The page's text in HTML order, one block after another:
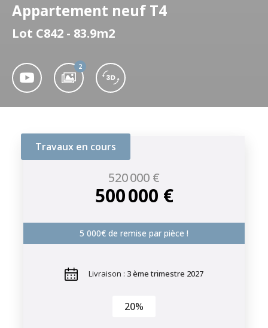
Appartement neuf T4
Lot C842 - 83.9m2
2
Travaux en cours
520 000 €
500 000 €
5 000€ de remise par pièce !
Livraison : 3 ème trimestre 2027
20%